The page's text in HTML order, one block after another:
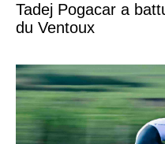
Tadej Pogacar a
du Ventoux